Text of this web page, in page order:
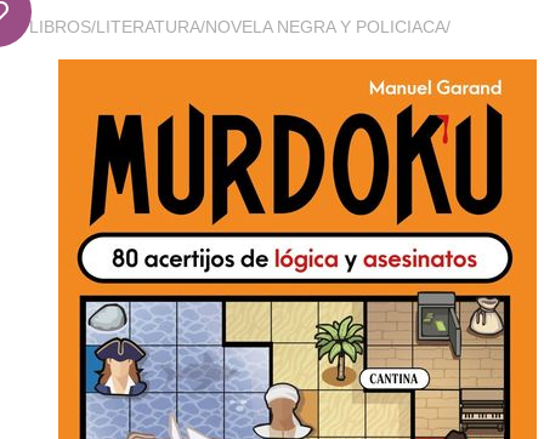
LIBROS/LITERATURA/NOVELA NEGRA Y POLICIACA/